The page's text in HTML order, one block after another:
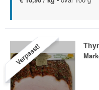
Verpasst!